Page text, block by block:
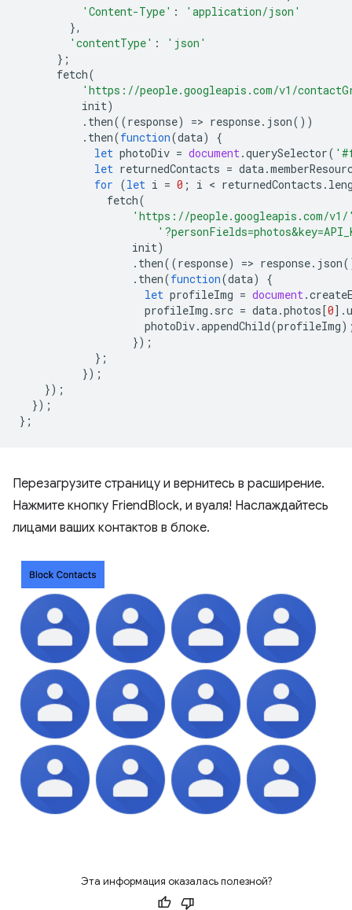
'Content-Type' :
'application/json'
},
'contentType' :
'json'
};
fetch(
'https://people.googleapis.com/v1/
init)
. then((response) => response. json())
. then(function(data)
{
let photoDiv = document.querySelector(
let returnedContacts = data.
for (let i = 0 ; i < returnedContacts .
fetch(
'https://people.googleapis.com/
init)
. then((response) => response. json
. then(function(data)
{
let profileImg = document.
profileImg . src = data.photos [0].
photoDiv.appendChild(profileImg
});
};
});
});
});
};
Перезагрузите страницу и вернитесь в расширение.
Нажмите кнопку FriendBlock, и вуаля! Наслаждайтесь
лицами ваших контактов в блоке.
Эта информация оказалась полезной?